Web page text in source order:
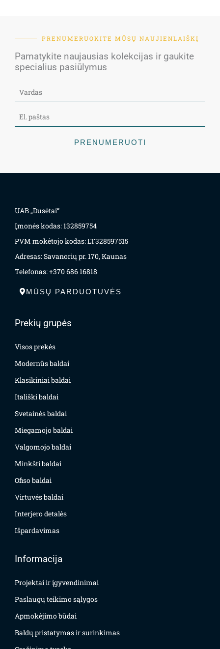
PRENUMERUOKITE MŪSŲ NAUJIENLAIŠKĮ
Pamatykite naujausias kolekcijas ir gaukite
specialius pasiūlymus
PRENUMERUOTI
UAB „Dusėtai“
Įmonės kodas: 132859754
PVM mokėtojo kodas: LT328597515
Adresas: Savanorių pr. 170, Kaunas
Telefonas: +370 686 16818
MŪSŲ PARDUOTUVĖS
Prekių grupės
Visos prekės
Modernūs baldai
Klasikiniai baldai
Itališki baldai
Svetainės baldai
Miegamojo baldai
Valgomojo baldai
Minkšti baldai
Ofiso baldai
Virtuvės baldai
Interjero detalės
Išpardavimas
Informacija
Projektai ir įgyvendinimai
Paslaugų teikimo sąlygos
Apmokėjimo būdai
Baldų pristatymas ir surinkimas